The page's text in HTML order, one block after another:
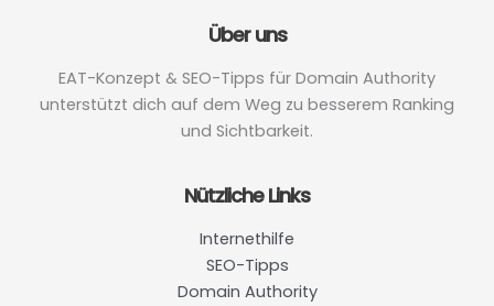
Über uns
EAT-Konzept & SEO-Tipps für Domain Authority
unterstützt dich auf dem Weg zu besserem Ranking
und Sichtbarkeit.
Nützliche Links
Internethilfe
SEO-Tipps
Domain Authority